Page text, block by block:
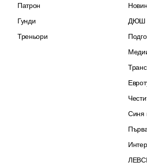
Патрон
Гунди
Треньори
ДЮШ
Синя